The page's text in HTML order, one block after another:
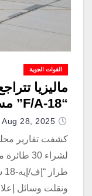
القوات الجوية
ماليزيا
“F/A-18” مستعملة من الكويت
Aug 28, 2025
كشفت تقارير
لشراء
ونقلت وسائل